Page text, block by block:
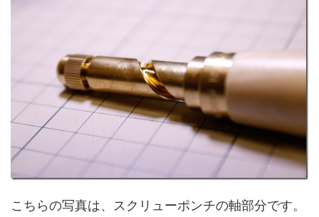
こちらの写真は、スクリューポンチの軸部分です。